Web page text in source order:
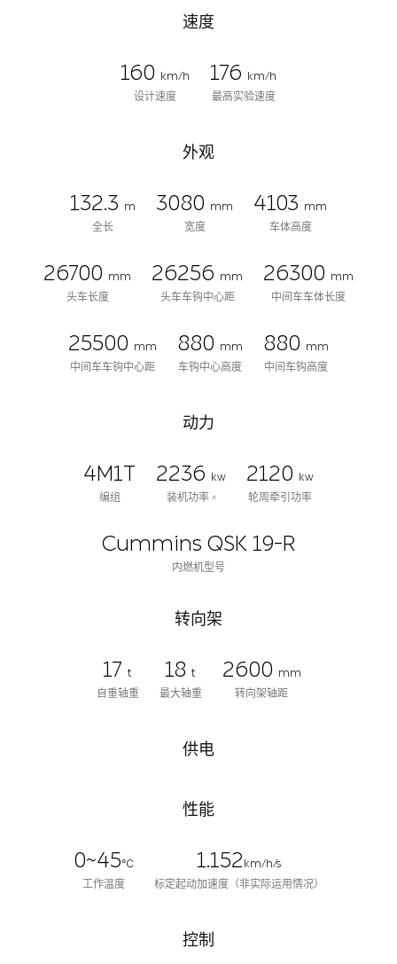
速度
160 km/h
设计速度
176 km/h
最高实验速度
外观
132.3 m
全长
3080 mm
宽度
4103 mm
车体高度
26700 mm
头车长度
26256 mm
头车车钩中心距
26300 mm
中间车车体长度
25500 mm
中间车车钩中心距
880 mm
车钩中心高度
880 mm
中间车钩高度
动力
4M1T
编组
2236 kw
装机功率 ×
2120 kw
轮周牵引功率
Cummins QSK 19-R
内燃机型号
转向架
17 t
自重轴重
18 t
最大轴重
2600 mm
转向架轴距
供电
性能
0~45℃
工作温度
1.152 km/h/s
标定起动加速度（非实际运用情况）
控制